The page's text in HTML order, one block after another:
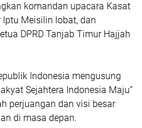
komandan upacara Kasat
Meisilin lobat, dan
DPRD Tanjab Timur Hajjah
Indonesia mengusung
Sejahtera Indonesia Maju”
perjuangan dan visi besar
di masa depan.